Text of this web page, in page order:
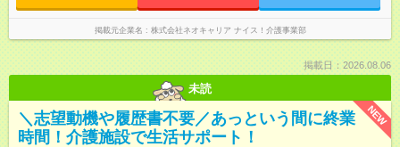
掲載元企業名 株式会社ネオキャリア ナイス！介護事業部
掲載日：2026.08.06
未読
NEW
＼志望動機や履歴書不要／あっという間に終業
時間！介護施設で生活サポート！